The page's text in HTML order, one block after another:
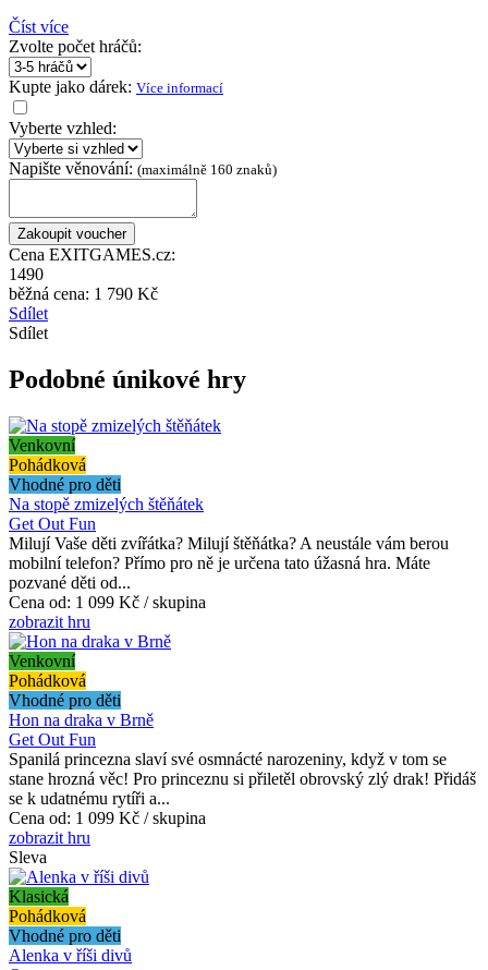
Číst více
Zvolte počet hráčů:
Kupte jako dárek: Více informací
Vyberte vzhled:
Napište věnování: (maximálně 160 znaků)
Cena EXITGAMES.cz:
1490
běžná cena: 1 790 Kč
Sdílet
Sdílet
Podobné únikové hry
Venkovní
Pohádková
Vhodné pro děti
Na stopě zmizelých štěňátek
Get Out Fun
Milují Vaše děti zvířátka? Milují štěňátka? A neustále vám berou
mobilní telefon? Přímo pro ně je určena tato úžasná hra. Máte
pozvané děti od...
Cena od: 1 099 Kč / skupina
zobrazit hru
Venkovní
Pohádková
Vhodné pro děti
Hon na draka v Brně
Get Out Fun
Spanilá princezna slaví své osmnácté narozeniny, když v tom se
stane hrozná věc! Pro princeznu si přiletěl obrovský zlý drak! Přidáš
se k udatnému rytíři a...
Cena od: 1 099 Kč / skupina
zobrazit hru
Sleva
Klasická
Pohádková
Vhodné pro děti
Alenka v říši divů